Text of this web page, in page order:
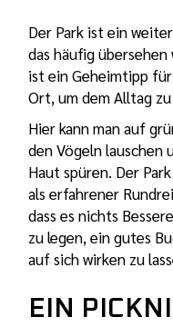
Der Park ist ein
das häufig
ist ein Geheimtipp
Ort, um dem Alltag
Hier kann man auf
den Vögeln lauschen
Haut spüren. Der
als erfahrener
dass es nichts
zu legen, ein gutes
auf sich wirken zu
EIN